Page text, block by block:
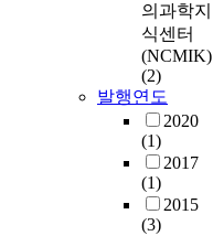
의과학지
식센터
(NCMIK)
(2)
발행연도
2020
(1)
2017
(1)
2015
(3)